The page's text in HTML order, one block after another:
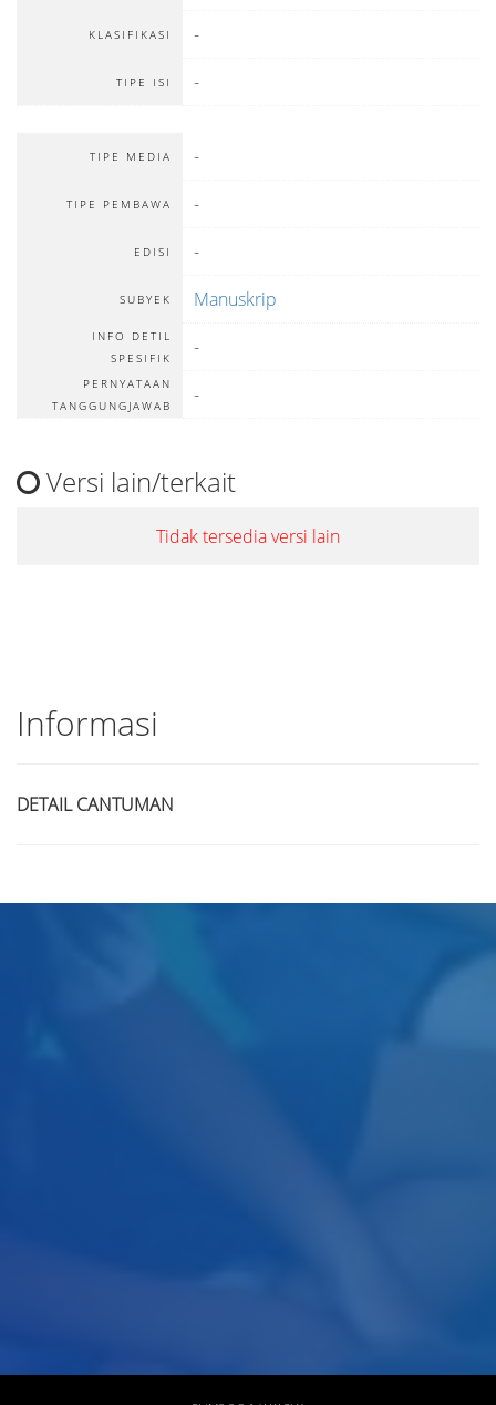
KLASIFIKASI -
TIPE ISI -
TIPE MEDIA -
TIPE PEMBAWA -
EDISI -
SUBYEK Manuskrip
INFO DETIL
SPESIFIK
-
PERNYATAAN
TANGGUNGJAWAB
-
Versi lain/terkait
Tidak tersedia versi lain
Informasi
DETAIL CANTUMAN